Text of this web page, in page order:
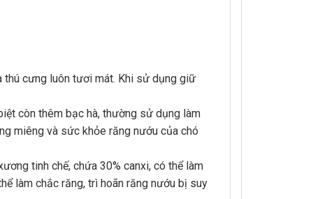
thú cưng luôn tươi mát. Khi sử dụng giữ
còn thêm bạc hà, thường sử dụng làm
miêng và sức khỏe răng nướu của chó
tinh chế, chứa 30% canxi, có thể làm
làm chắc răng, trì hoãn răng nướu bị suy